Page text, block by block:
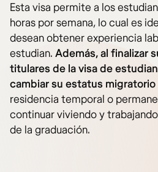
Esta visa permite a los
horas por semana, lo cual es
desean obtener experiencia
estudian. Además, al finalizar
titulares de la visa de
cambiar su estatus migratorio
residencia temporal o
continuar viviendo y
de la graduación.